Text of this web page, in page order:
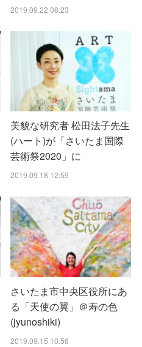
2019.09.22 08:23
美貌な研究者 松田法子先生
(ハート)が「さいたま国際
芸術祭2020」に
2019.09.18 12:59
さいたま市中央区役所にあ
る「天使の翼」＠寿の色
(jyunoshiki)
2019.09.15 10:56